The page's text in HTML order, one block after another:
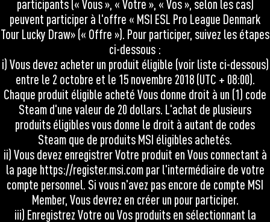
participants (« Vous », « Votre », « Vos », selon les cas)
peuvent participer à l'offre « MSI ESL Pro League Denmark
Tour Lucky Draw» (« Offre »). Pour participer, suivez les étapes
ci-dessous :
i) Vous devez acheter un produit éligible (voir liste ci-dessous)
entre le 2 octobre et le 15 novembre 2018 (UTC + 08:00).
Chaque produit éligible acheté Vous donne droit à un (1) code
Steam d'une valeur de 20 dollars. L'achat de plusieurs
produits éligibles vous donne le droit à autant de codes
Steam que de produits MSI éligibles achetés.
ii) Vous devez enregistrer Votre produit en Vous connectant à
la page https://register.msi.compar l'intermédiaire de votre
compte personnel. Si vous n'avez pas encore de compte MSI
Member, Vous devrez en créer un pour participer.
iii) Enregistrez Votre ou Vos produits en sélectionnant la